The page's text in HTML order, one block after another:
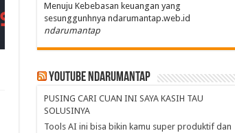
Menuju Kebebasan keuangan yang
sesunggunhnya ndarumantap.web.id
ndarumantap
Youtube NdaruMantap
PUSING CARI CUAN INI SAYA KASIH TAU
SOLUSINYA
Tools AI ini bisa bikin kamu super produktif dan